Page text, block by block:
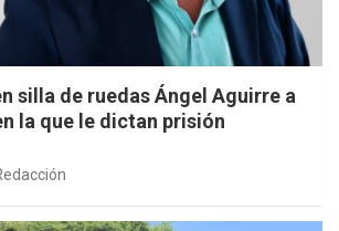
silla de ruedas Ángel Aguirre a
la que le dictan prisión